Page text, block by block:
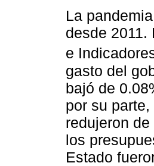
La
desde 2011.
e
gasto del
bajó de
por su
redujeron
los
Estado